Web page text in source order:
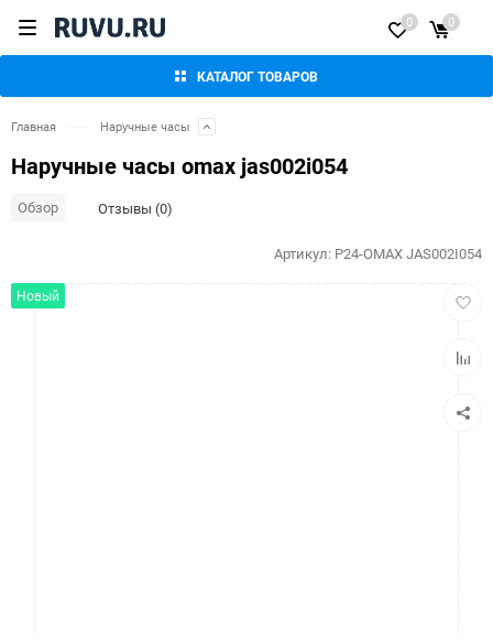
КАТАЛОГ ТОВАРОВ
0 0
Главная Наручные часы
Наручные часы omax jas002i054
Обзор Отзывы (0)
Новый
Артикул: P24-OMAX JAS002I054